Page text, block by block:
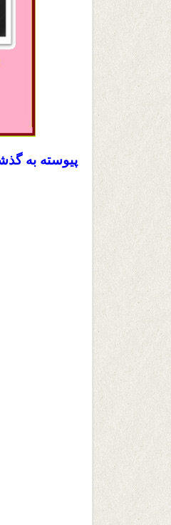
پیوسته به